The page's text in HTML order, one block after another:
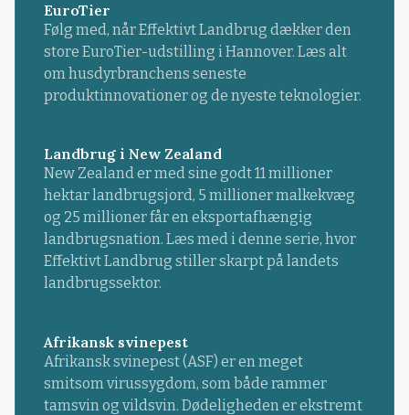
EuroTier
Følg med, når Effektivt Landbrug dækker den
store EuroTier-udstilling i Hannover. Læs alt
om husdyrbranchens seneste
produktinnovationer og de nyeste teknologier.
Landbrug i New Zealand
New Zealand er med sine godt 11 millioner
hektar landbrugsjord, 5 millioner malkekvæg
og 25 millioner får en eksportafhængig
landbrugsnation. Læs med i denne serie, hvor
Effektivt Landbrug stiller skarpt på landets
landbrugssektor.
Afrikansk svinepest
Afrikansk svinepest (ASF) er en meget
smitsom virussygdom, som både rammer
tamsvin og vildsvin. Dødeligheden er ekstremt